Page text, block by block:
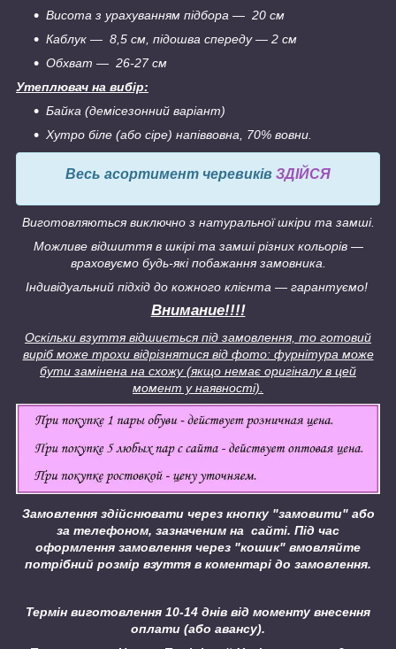
Висота з урахуванням підбора — 20 см
Каблук — 8,5 см, підошва спереду — 2 см
Обхват ― 26-27 см
Утеплювач на вибір:
Байка (демісезонний варіант)
Хутро біле (або сіре) напіввовна, 70% вовни.
Весь асортимент черевиків ЗДІЙСЯ
Виготовляються виключно з натуральної шкіри та замші.
Можливе відшиття в шкірі та замші різних кольорів —
враховуємо будь-які побажання замовника.
Індивідуальний підхід до кожного клієнта — гарантуємо!
Внимание!!!!
Оскільки взуття відшиється під замовлення, то готовий
виріб може трохи відрізнятися від фото: фурнітура може
бути замінена на схожу (якщо немає оригіналу в цей
момент у наявності).
Замовлення здійснювати через кнопку "замовити" або
за телефоном, зазначеним на сайті. Під час
оформлення замовлення через "кошик" вмовляйте
потрібний розмір взуття в коментарі до замовлення.
Термін виготовлення 10-14 днів від моменту внесення
оплати (або авансу).